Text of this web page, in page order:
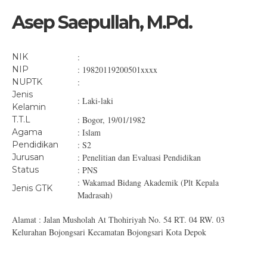
Asep Saepullah, M.Pd.
NIK :
NIP : 19820119200501xxxx
NUPTK :
Jenis
Kelamin
: Laki-laki
T.T.L : Bogor, 19/01/1982
Agama : Islam
Pendidikan : S2
Jurusan : Penelitian dan Evaluasi Pendidikan
Status : PNS
Jenis GTK
: Wakamad Bidang Akademik (Plt Kepala
Madrasah)
Alamat : Jalan Musholah At Thohiriyah No. 54 RT. 04 RW. 03
Kelurahan Bojongsari Kecamatan Bojongsari Kota Depok